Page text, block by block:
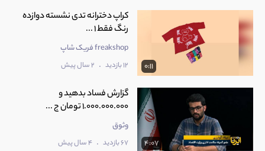
0:11
کراپ دخترانه تدی نشسته دوازده
رنگ فقط 1 ...
freakshop فریک شاپ
12 بازدید . 2 سال پیش
4:07
گزارش فساد بدهید و
1.000.000.000 تومان ج ...
وثوق
67 بازدید . 4 سال پیش